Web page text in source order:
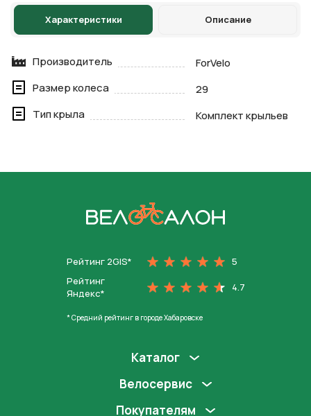
Характеристики Описание
Производитель
ForVelo
Размер колеса
29
Тип крыла
Комплект крыльев
Рейтинг 2GIS*
5
Рейтинг
Яндекс*
4.7
* Средний рейтинг в городе Хабаровске
Каталог
Велосервис
Покупателям